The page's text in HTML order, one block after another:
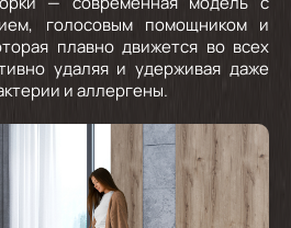
голосовым помощником и
плавно движется во всех
удаляя и удерживая даже
и аллергены.